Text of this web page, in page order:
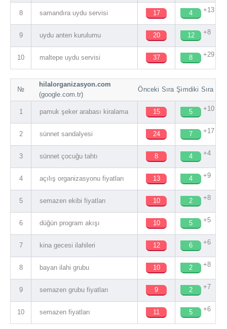
8 samandıra uydu servisi 17 4 +13
9 uydu anten kurulumu 20 12 +8
10 maltepe uydu servisi 37 8 +29
№
hilalorganizasyon.com
(google.com.tr)
Önceki Sıra Şimdiki Sıra
1 pamuk şeker arabası kiralama 15 5 +10
2 sünnet sandalyesi 24 7 +17
3 sünnet çocuğu tahtı 8 4 +4
4 açılış organizasyonu fiyatları 13 4 +9
5 semazen ekibi fiyatları 10 2 +8
6 düğün program akışı 10 5 +5
7 kina gecesi ilahileri 12 6 +6
8 bayan ilahi grubu 10 2 +8
9 semazen grubu fiyatları 9 2 +7
10 semazen fiyatları 11 5 +6